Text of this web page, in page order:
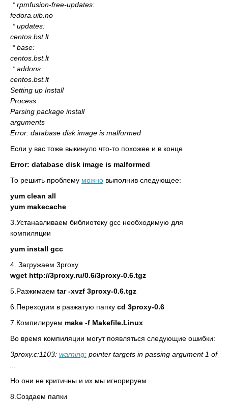
* rpmfusion-free-updates:
fedora.uib.no
* updates:
centos.bst.lt
* base:
centos.bst.lt
* addons:
centos.bst.lt
Setting up Install
Process
Parsing package install
arguments
Error: database disk image is malformed
Если у вас тоже выкинуло что-то похожее и в конце
Error: database disk image is malformed
То решить проблему можно выполнив следующее:
yum clean all
yum makecache
3.Устанавливаем библиотеку gcc необходимую для
компиляции
yum install gcc
4. Загружаем 3proxy
wget http://3proxy.ru/0.6/3proxy-0.6.tgz
5.Разжимаем tar -xvzf 3proxy-0.6.tgz
6.Переходим в разжатую папку cd 3proxy-0.6
7.Компилируем make -f Makefile.Linux
Во время компиляции могут появляться следующие ошибки:
3proxy.c:1103: warning: pointer targets in passing argument 1 of
Но они не критичны и их мы игнорируем
8.Создаем папки